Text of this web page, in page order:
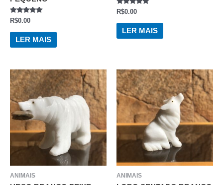
AVALIAÇÃO
DE
R$0.00
LER MAIS
AVALIAÇÃO
DE
R$0.00
LER MAIS
ANIMAIS ANIMAIS